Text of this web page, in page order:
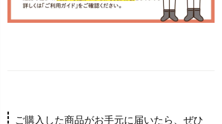
ご購入した商品がお手元に届いたら、ぜひ